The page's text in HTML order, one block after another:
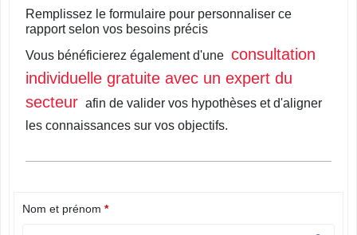
Remplissez le formulaire pour personnaliser ce
rapport selon vos besoins précis
Vous bénéficierez également d'une consultation
individuelle gratuite avec un expert du
secteur afin de valider vos hypothèses et d'aligner
les connaissances sur vos objectifs.
Nom et prénom *